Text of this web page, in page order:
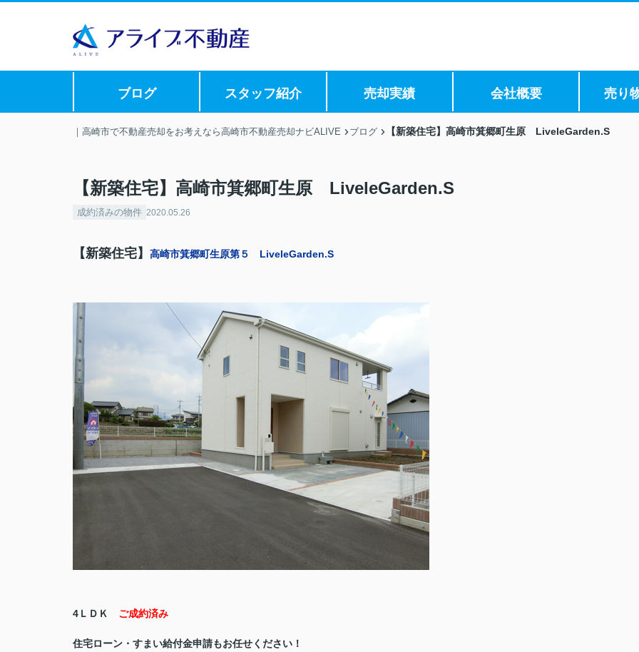
ブログ スタッフ紹介 売却実績 会社概要 売り
｜高崎市で不動産売却をお考えなら高崎市不動産売却ナビALIVE ブログ 【新築住宅】高崎市箕郷町生原 LiveleGarden.S
【新築住宅】高崎市箕郷町生原 LiveleGarden.S
成約済みの物件 2020.05.26
【新築住宅】 高崎市箕郷町生原第５ LiveleGarden.S
4ＬＤＫ ご成約済み
住宅ローン・すまい給付金申請もお任せください！